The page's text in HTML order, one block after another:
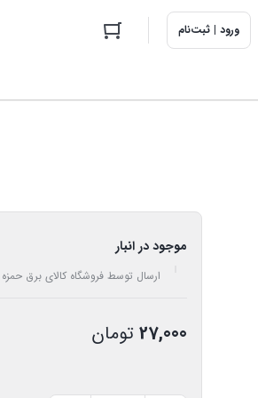
ورود | ثبت‌نام
موجود در انبار
ارسال توسط فروشگاه کالای برق حمزه
27,000 تومان